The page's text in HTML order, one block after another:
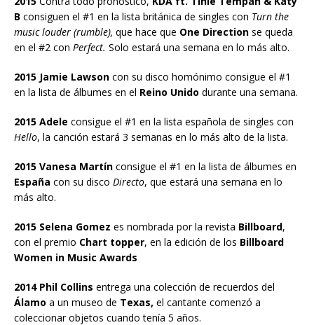
B consiguen el #1 en la lista británica de singles con Turn the
music louder (rumble), que hace que One Direction se queda
en el #2 con Perfect. Solo estará una semana en lo más alto.
2015 Jamie Lawson con su disco homónimo consigue el #1
en la lista de álbumes en el Reino Unido durante una semana.
2015 Adele consigue el #1 en la lista española de singles con
Hello, la canción estará 3 semanas en lo más alto de la lista.
2015 Vanesa Martín consigue el #1 en la lista de álbumes en
España con su disco Directo, que estará una semana en lo
más alto.
2015 Selena Gomez es nombrada por la revista Billboard,
con el premio Chart topper, en la edición de los Billboard
Women in Music Awards
2014 Phil Collins entrega una colección de recuerdos del
Álamo a un museo de Texas, el cantante comenzó a
coleccionar objetos cuando tenía 5 años.